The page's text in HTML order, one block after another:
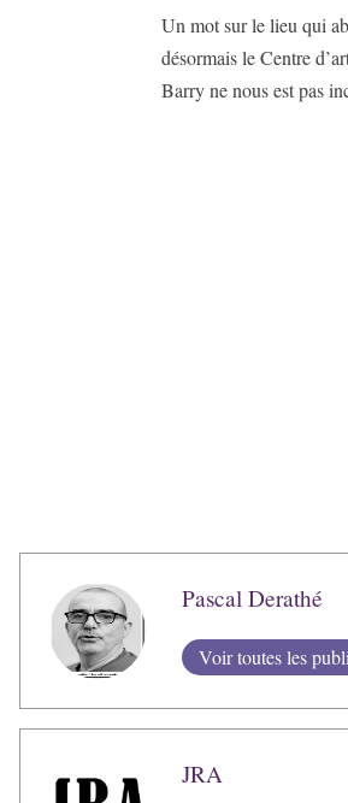
Un mot sur le lieu qui
désormais le Centre
Barry ne nous est pas
Pascal Derathé
Voir toutes les
JRA